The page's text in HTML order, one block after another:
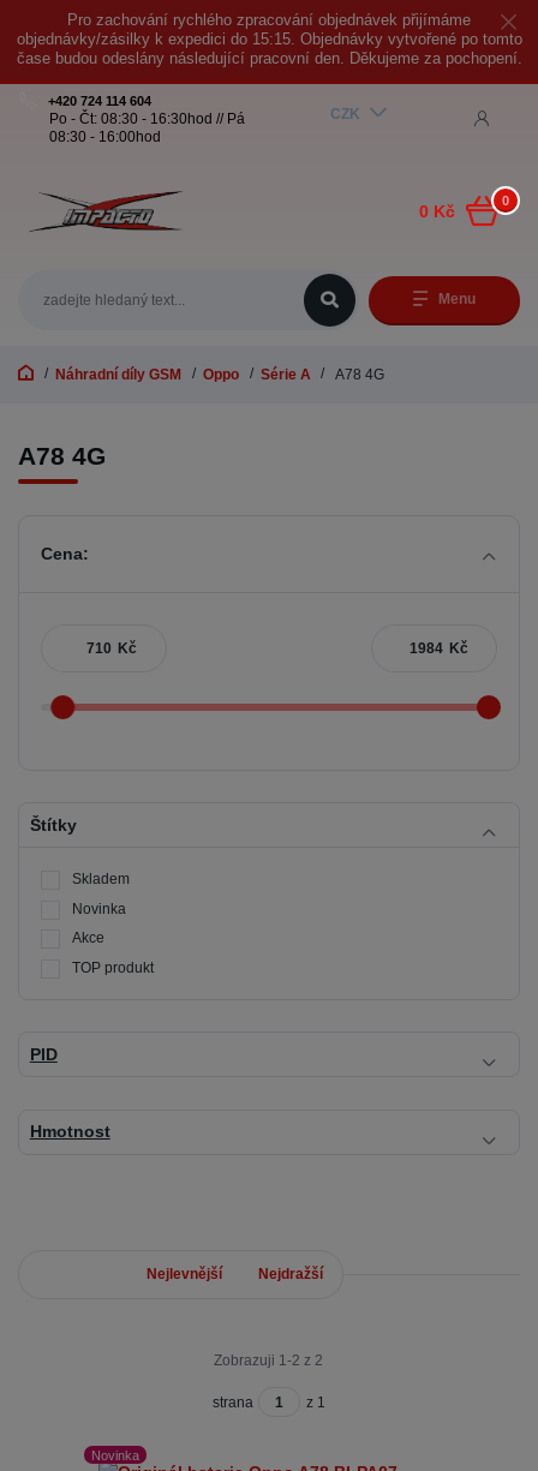
Pro zachování rychlého zpracování objednávek přijímáme
objednávky/zásilky k expedici do 15:15. Objednávky vytvořené po tomto
čase budou odeslány následující pracovní den. Děkujeme za pochopení.
Menu
CZK
+420 724 114 604
Po - Čt: 08:30 - 16:30hod // Pá
08:30 - 16:00hod
0
0 Kč
Náhradní díly GSM Oppo Série A A78 4G
A78 4G
Cena:
Kč Kč
Štítky
Skladem
Novinka
Akce
TOP produkt
PID
Hmotnost
Nejlevnější Nejdražší
Zobrazuji 1-2 z 2
strana z 1
Novinka